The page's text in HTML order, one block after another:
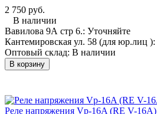
2 750 руб.
В наличии
Вавилова 9А стр 6.: Уточняйте
Кантемировская ул. 58 (для юр.лиц ):
Оптовый склад: В наличии
В корзину
Реле напряжения Vp-16A (RE V-16A)